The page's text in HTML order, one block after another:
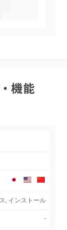
機能
, インストール
-